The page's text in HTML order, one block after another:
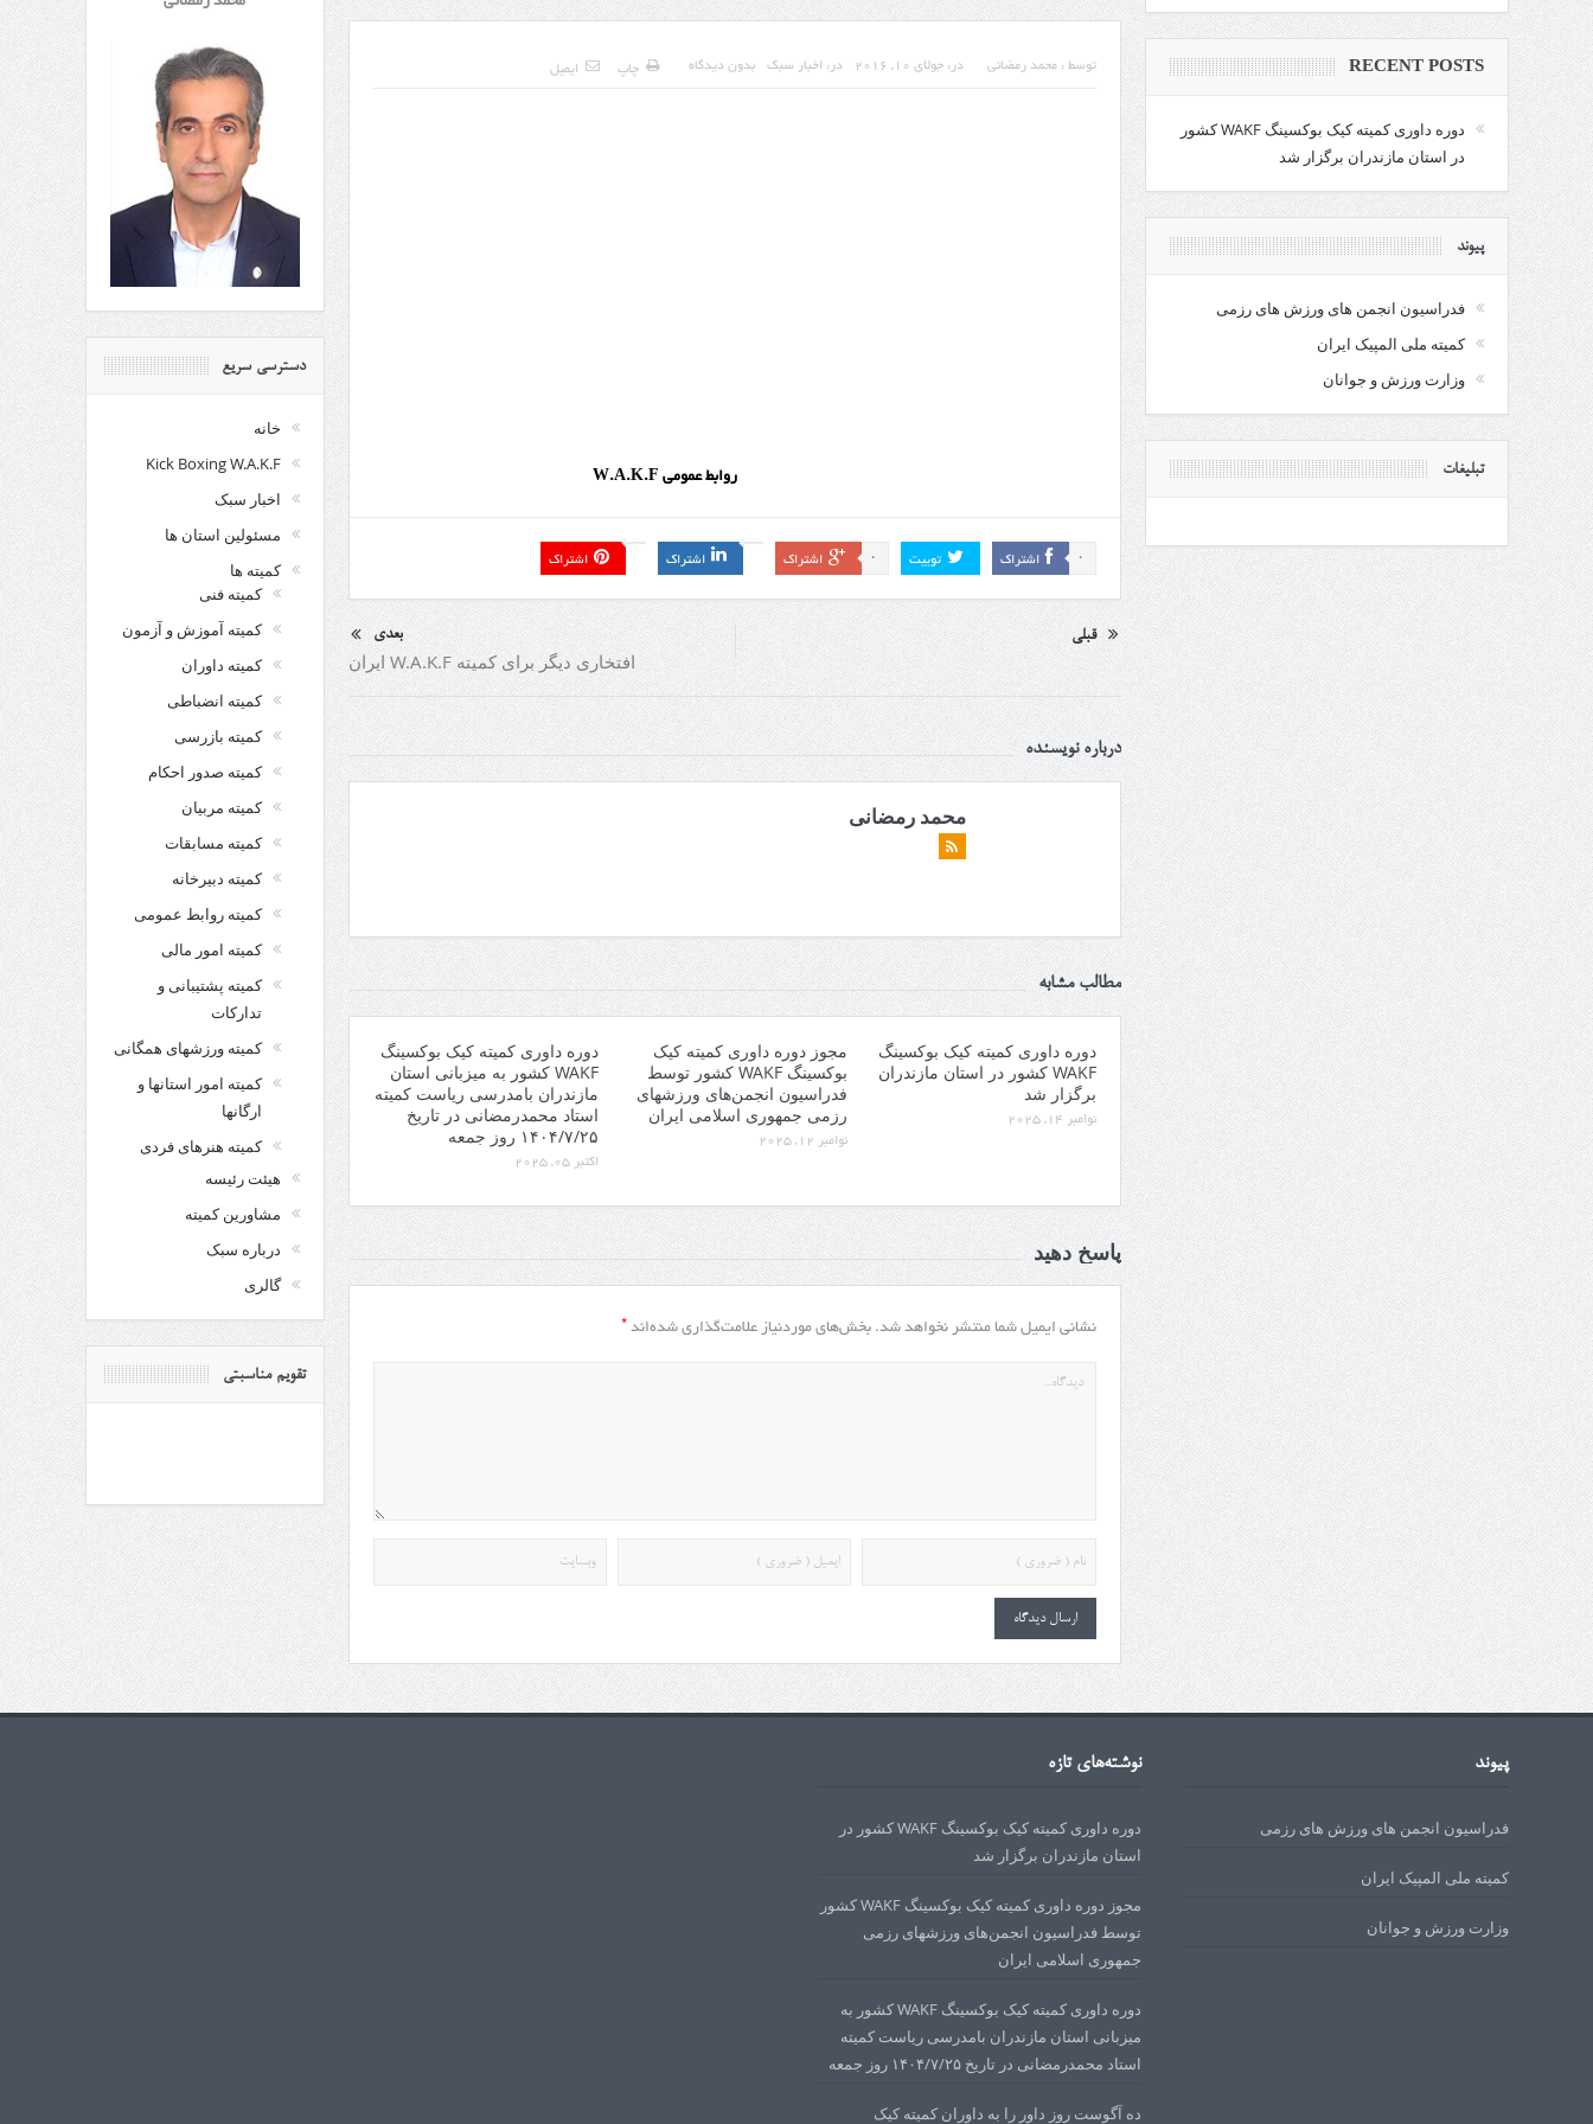
توسط :محمد رمضانی در:جولای 10, 2016 در: اخبار سبک بدون دیدگاه چاپ ایمیل
روابط عمومی W.A.K.F
اشتراک 0 توییت اشتراک 0 اشتراک اشتراک
قبلی بعدی
افتخاری دیگر برای کمیته W.A.K.F ایران
درباره نویسنده
محمد رمضانی
مطالب مشابه
دوره داوری کمیته کیک بوکسینگ
WAKF کشور در استان مازندران
برگزار شد
نوامبر 14, 2025
مجوز دوره داوری کمیته کیک
بوکسینگ WAKF کشور توسط
فدراسیون انجمن‌های ورزشهای
رزمی جمهوری اسلامی ایران
نوامبر 12, 2025
دوره داوری کمیته کیک بوکسینگ
WAKF کشور به میزبانی استان
مازندران بامدرسی ریاست کمیته
استاد محمدرمضانی در تاریخ
۱۴۰۴/۷/۲۵ روز جمعه
اکتبر 05, 2025
پاسخ دهید
نشانی ایمیل شما منتشر نخواهد شد. بخش‌های موردنیاز علامت‌گذاری شده‌اند *
دسترسی سریع
خانه
Kick Boxing W.A.K.F
اخبار سبک
مسئولین استان ها
کمیته ها
کمیته فنی
کمیته آموزش و آزمون
کمیته داوران
کمیته انضباطی
کمیته بازرسی
کمیته صدور احکام
کمیته مربیان
کمیته مسابقات
کمیته دبیرخانه
کمیته روابط عمومی
کمیته امور مالی
کمیته پشتیبانی و
تدارکات
کمیته ورزشهای همگانی
کمیته امور استانها و
ارگانها
کمیته هنرهای فردی
هیئت رئیسه
مشاورین کمیته
درباره سبک
گالری
تقویم مناسبتی
RECENT POSTS
دوره داوری کمیته کیک بوکسینگ WAKF کشور
در استان مازندران برگزار شد
پیوند
فدراسیون انجمن های ورزش های رزمی
کمیته ملی المپیک ایران
وزارت ورزش و جوانان
تبلیغات
پیوند
فدراسیون انجمن های ورزش های رزمی
کمیته ملی المپیک ایران
وزارت ورزش و جوانان
نوشته‌های تازه
دوره داوری کمیته کیک بوکسینگ WAKF کشور در
استان مازندران برگزار شد
مجوز دوره داوری کمیته کیک بوکسینگ WAKF کشور
توسط فدراسیون انجمن‌های ورزشهای رزمی
جمهوری اسلامی ایران
دوره داوری کمیته کیک بوکسینگ WAKF کشور به
میزبانی استان مازندران بامدرسی ریاست کمیته
استاد محمدرمضانی در تاریخ ۱۴۰۴/۷/۲۵ روز جمعه
ده آگوست روز داور را به داوران کمیته کیک